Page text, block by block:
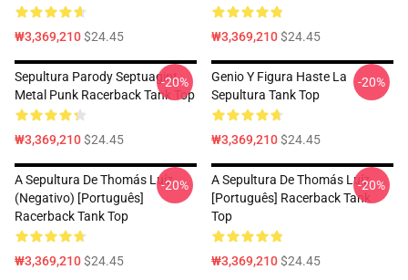
₩3,369,210$24.45 ₩3,369,210$24.45
Sepultura Parody Septuagint
Metal Punk Racerback Tank Top
₩3,369,210$24.45
-20%
Genio Y Figura Haste La
Sepultura Tank Top
₩3,369,210$24.45
-20%
A Sepultura De Thomás Luíz
(negativo) [Português]
Racerback Tank Top
₩3,369,210$24.45
-20%
A Sepultura De Thomás Luíz
[Português] Racerback Tank
Top
₩3,369,210$24.45
-20%